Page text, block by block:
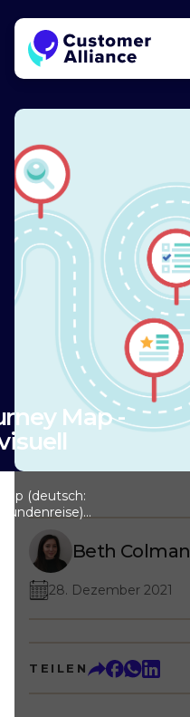
Map -
(deutsch:
Dies ist für
zum
Sie könnten
klar
Beth Colman
28. Dezember 2021
TEILEN